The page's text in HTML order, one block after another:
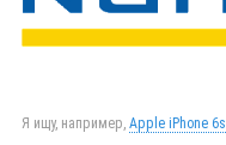
Я ищу, например, Apple iPhone 6s